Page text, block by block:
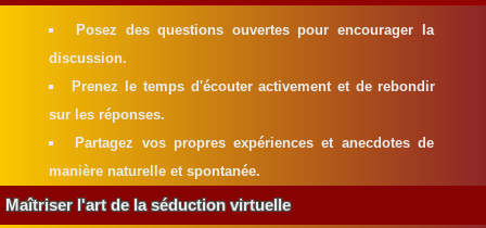
Posez des questions ouvertes pour encourager la
discussion.
Prenez le temps d'écouter activement et de rebondir
sur les réponses.
Partagez vos propres expériences et anecdotes de
manière naturelle et spontanée.
Maîtriser l'art de la séduction virtuelle